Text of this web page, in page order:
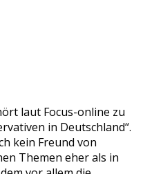
laut Focus-online zu
in Deutschland“.
kein Freund von
Themen eher als in